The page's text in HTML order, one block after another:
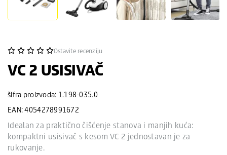
Ostavite recenziju
VC 2 USISIVAČ
šifra proizvoda: 1.198-035.0
EAN: 4054278991672
Idealan za praktično čišćenje stanova i manjih kuća:
kompaktni usisivač s kesom VC 2 jednostavan je za
rukovanje.